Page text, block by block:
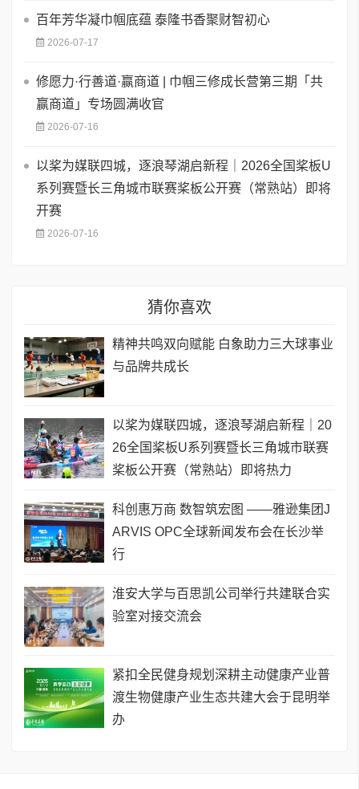
百年芳华凝巾帼底蕴 泰隆书香聚财智初心
2026-07-17
修愿力·行善道·赢商道 | 巾帼三修成长营第三期「共
赢商道」专场圆满收官
2026-07-16
以桨为媒联四城，逐浪琴湖启新程｜2026全国桨板U
系列赛暨长三角城市联赛桨板公开赛（常熟站）即将
开赛
2026-07-16
猜你喜欢
精神共鸣双向赋能 白象助力三大球事业
与品牌共成长
以桨为媒联四城，逐浪琴湖启新程｜20
26全国桨板U系列赛暨长三角城市联赛
桨板公开赛（常熟站）即将热力
科创惠万商 数智筑宏图 ——雅逊集团J
ARVIS OPC全球新闻发布会在长沙举
行
淮安大学与百思凯公司举行共建联合实
验室对接交流会
​紧扣全民健身规划深耕主动健康产业普
渡生物健康产业生态共建大会于昆明举
办